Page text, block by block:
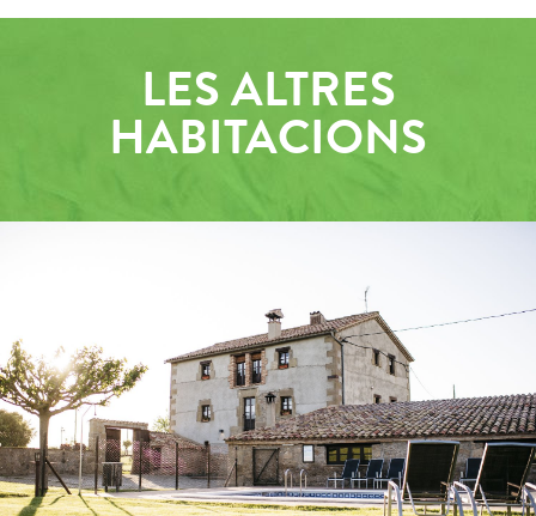
LES ALTRES
HABITACIONS